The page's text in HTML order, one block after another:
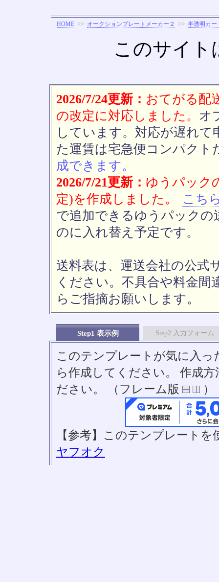
HOME >> オークションプレートメーカー２ >> 半透明カー
このサイト
2026/7/24更新： おてがる配
の改定に対応しました。 オ
しています。対応が遅れ
た運賃は宅急便コンパクト
成できます。
2026/7/21更新： ゆうパック
定)を作成しました。
こち
で追加できるゆうパックの
のに入れ替え予定です。
送料表は、運送会社の公式
ください。不具合や料金間
らご指摘お願いします。
Step1 表示例 Step2 入力フォーム
このテンプレートが気に入っ
ら作成してください。 作成
ださい。 （フレーム版
）
【参考】このテンプレート
ヤフオク